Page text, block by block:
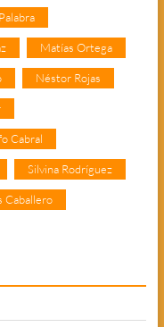
Matías Ortega
Néstor Rojas
Cabral
Silvina Rodríguez
Caballero